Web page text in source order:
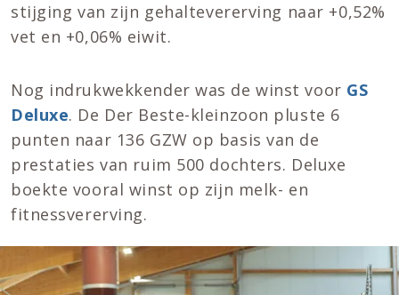
stijging van zijn gehaltevererving naar +0,52%
vet en +0,06% eiwit.
Nog indrukwekkender was de winst voor GS
Deluxe. De Der Beste-kleinzoon pluste 6
punten naar 136 GZW op basis van de
prestaties van ruim 500 dochters. Deluxe
boekte vooral winst op zijn melk- en
fitnessvererving.